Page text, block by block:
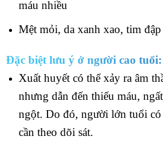
máu nhiều
Mệt mỏi, da xanh xao, tim đập
Đặc biệt lưu ý ở người cao tuổi:
Xuất huyết có thể xảy ra âm
nhưng dẫn đến thiếu máu,
ngột. Do đó, người lớn tuổi có
cần theo dõi sát.